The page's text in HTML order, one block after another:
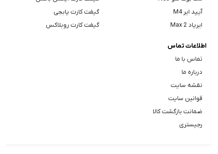
آیپد ایر M4
ایرپاد Max 2
گیفت کارت پابجی
گیفت کارت روبلاکس
اطلاعات تماس
تماس با ما
درباره ما
نقشه سایت
قوانین سایت
ضمانت بازگشت کالا
رجیستری